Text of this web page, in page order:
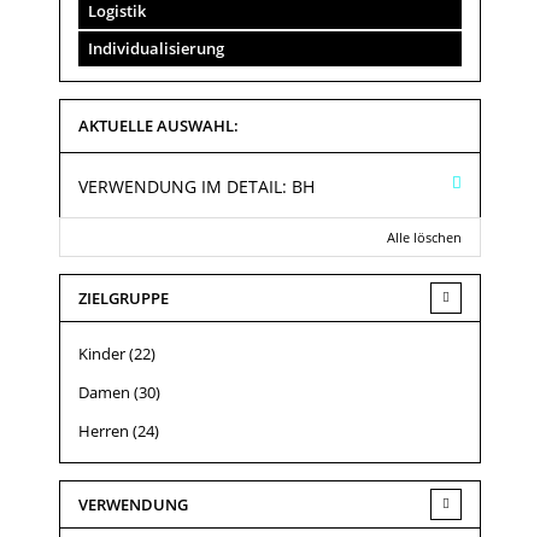
Logistik
Individualisierung
AKTUELLE AUSWAHL:
VERWENDUNG IM DETAIL: BH
Alle löschen
ZIELGRUPPE
Kinder(22)
Damen (30)
Herren (24)
VERWENDUNG